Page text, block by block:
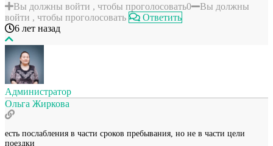
Вы должны войти , чтобы проголосовать0
Вы должны
войти , чтобы проголосовать
Ответить
6 лет назад
Администратор
Ольга Жиркова
есть послабления в части сроков пребывания, но не в части цели
поездки